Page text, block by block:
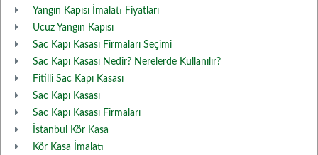
Yangın Kapısı İmalatı Fiyatları
Ucuz Yangın Kapısı
Sac Kapı Kasası Firmaları Seçimi
Sac Kapı Kasası Nedir? Nerelerde Kullanılır?
Fitilli Sac Kapı Kasası
Sac Kapı Kasası
Sac Kapı Kasası Firmaları
İstanbul Kör Kasa
Kör Kasa İmalatı